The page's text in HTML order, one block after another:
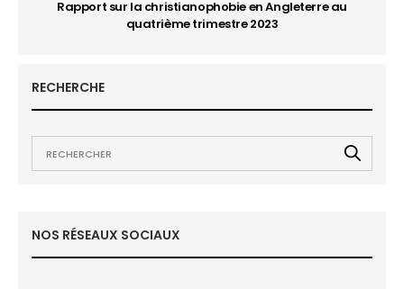
Rapport sur la christianophobie en Angleterre au
quatrième trimestre 2023
RECHERCHE
NOS RÉSEAUX SOCIAUX